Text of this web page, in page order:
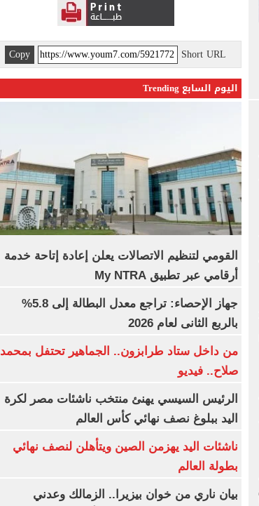
Short URL
Copy
اليوم السابع Trending
القومي لتنظيم الاتصالات يعلن إعادة إتاحة خدمة
أرقامي عبر تطبيق My NTRA
جهاز الإحصاء: تراجع معدل البطالة إلى 5.8%
بالربع الثانى لعام 2026
من داخل ستاد طرابزون.. الجماهير تحتفل بمحمد
صلاح.. فيديو
الرئيس السيسي يهنئ منتخب ناشئات مصر لكرة
اليد ببلوغ نصف نهائي كأس العالم
ناشئات اليد يهزمن الصين ويتأهلن لنصف نهائي
بطولة العالم
بيان ناري من خوان بيزيرا.. الزمالك وعدني